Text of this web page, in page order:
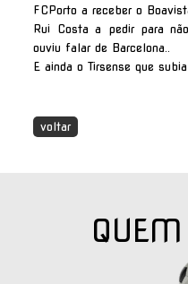
FCPorto a receber o
Rui Costa a pedir para
ouviu falar de Barcelona..
E ainda o Tirsense que
voltar